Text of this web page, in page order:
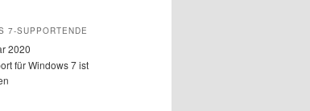
7-SUPPORTENDE
2020
für Windows 7 ist